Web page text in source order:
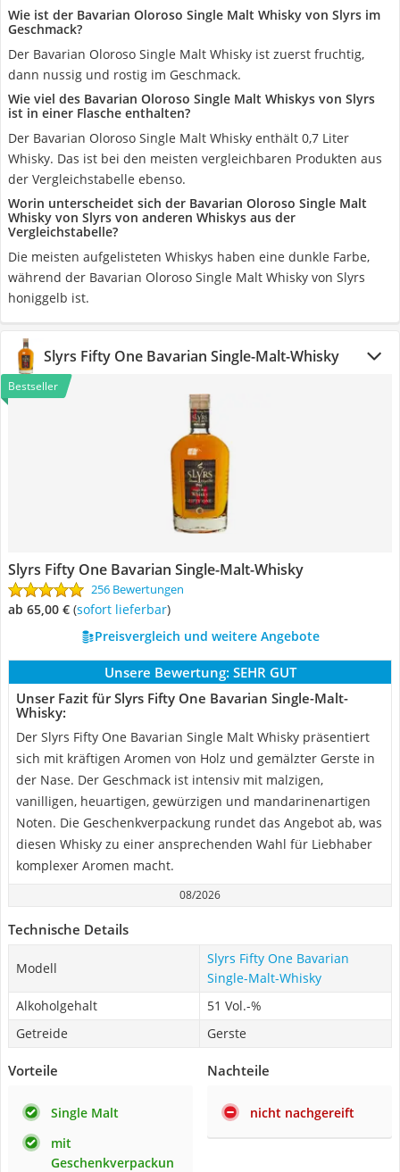
Wie ist der Bavarian Oloroso Single Malt Whisky von Slyrs im
Geschmack?
Der Bavarian Oloroso Single Malt Whisky ist zuerst fruchtig,
dann nussig und rostig im Geschmack.
Wie viel des Bavarian Oloroso Single Malt Whiskys von Slyrs
ist in einer Flasche enthalten?
Der Bavarian Oloroso Single Malt Whisky enthält 0,7 Liter
Whisky. Das ist bei den meisten vergleichbaren Produkten aus
der Vergleichstabelle ebenso.
Worin unterscheidet sich der Bavarian Oloroso Single Malt
Whisky von Slyrs von anderen Whiskys aus der
Vergleichstabelle?
Die meisten aufgelisteten Whiskys haben eine dunkle Farbe,
während der Bavarian Oloroso Single Malt Whisky von Slyrs
honiggelb ist.
Slyrs Fifty One Bavarian Single-Malt-Whisky
Bestseller
Slyrs Fifty One Bavarian Single-Malt-Whisky
256 Bewertungen
ab 65,00 € ( Sofort lieferbar)
Preisvergleich und weitere Angebote
Unsere Bewertung: SEHR GUT
Unser Fazit für Slyrs Fifty One Bavarian Single-Malt-
Whisky:
Der Slyrs Fifty One Bavarian Single Malt Whisky präsentiert
sich mit kräftigen Aromen von Holz und gemälzter Gerste in
der Nase. Der Geschmack ist intensiv mit malzigen,
vanilligen, heuartigen, gewürzigen und mandarinenartigen
Noten. Die Geschenkverpackung rundet das Angebot ab, was
diesen Whisky zu einer ansprechenden Wahl für Liebhaber
komplexer Aromen macht.
08/2026
Technische Details
Modell
Slyrs Fifty One Bavarian
Single-Malt-Whisky
Alkoholgehalt
51 Vol.-%
Getreide
Gerste
Vorteile
Single Malt
mit
Geschenkverpackun
Nachteile
nicht nachgereift